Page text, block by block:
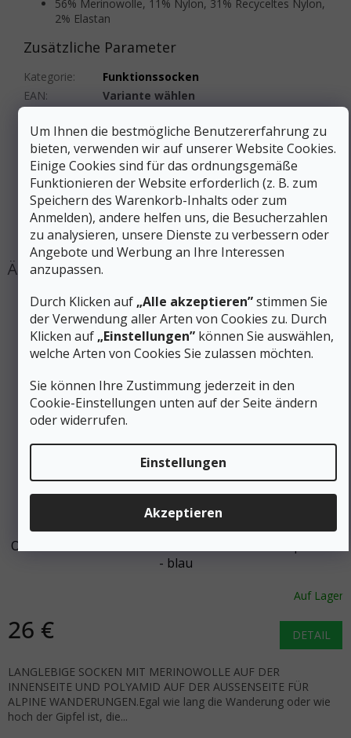
Um Ihnen die bestmögliche Benutzererfahrung zu
bieten, verwenden wir auf unserer Website Cookies.
Einige Cookies sind für das ordnungsgemäße
Funktionieren der Website erforderlich (z. B. zum
Speichern des Warenkorb-Inhalts oder zum
Anmelden), andere helfen uns, die Besucherzahlen
zu analysieren, unsere Dienste zu verbessern oder
Angebote und Werbung an Ihre Interessen
anzupassen.
Durch Klicken auf „Alle akzeptieren”stimmen Sie
der Verwendung aller Arten von Cookies zu. Durch
Klicken auf „Einstellungen” können Sie auswählen,
welche Arten von Cookies Sie zulassen möchten.
Sie können Ihre Zustimmung jederzeit in den
Cookie-Einstellungen unten auf der Seite ändern
oder widerrufen.
Einstellungen
Akzeptieren
56% Merinowolle, 11% Nylon, 31% Recyceltes Nylon,
2% Elastan
Zusätzliche Parameter
Kategorie:
Funktionssocken
EAN:
Variante wählen
Material:
Wolle (Merino)
Farbe:
Grau
Größe:
S, M, L, XL
Produktart
Socken
Sockenhöhe :
Niedrig
#sizes_table#: hidden
33 €
ORTOVOX Herren HIKE CLASSIC MID SOCKS deep ocean
- blau
Auf Lager
26 € DETAIL
LANGLEBIGE SOCKEN MIT MERINOWOLLE AUF DER
INNENSEITE UND POLYAMID AUF DER AUSSENSEITE FÜR
ALPINE WANDERUNGEN.Egal wie lang die Wanderung oder wie
hoch der Gipfel ist, die...